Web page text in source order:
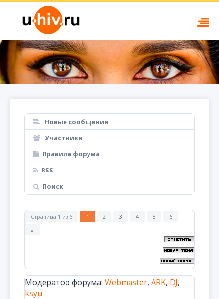
Новые сообщения
Участники
Правила форума
RSS
Поиск
Страница 1 из 6 1 2 3 4 5
6
»
Модератор форума: Webmaster, ARK, DJ,
ksyu